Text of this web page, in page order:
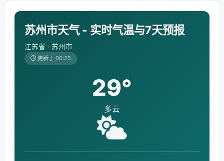
苏州市天气 - 实时气温与7天预报
江苏省 · 苏州市
更新于 00:25
29°
多云